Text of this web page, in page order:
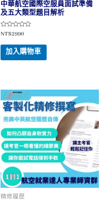
中華航空國際空服員面試準備
及五大類型題目解析
評
0
滿
分
5
NT$2990
加入購物車
精修履歷